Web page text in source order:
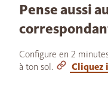
Pense aussi
Configure en 2
à ton sol.
Cliquez